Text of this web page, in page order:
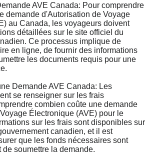
AVE Canada: Pour comprendre
demande d'Autorisation de Voyage
au Canada, les voyageurs doivent
détaillées sur le site officiel du
Ce processus implique de
en ligne, de fournir des informations
les documents requis pour une
Demande AVE Canada: Les
se renseigner sur les frais
combien coûte une demande
Électronique (AVE) pour le
sur les frais sont disponibles sur
canadien, et il est
que les fonds nécessaires sont
soumettre la demande.